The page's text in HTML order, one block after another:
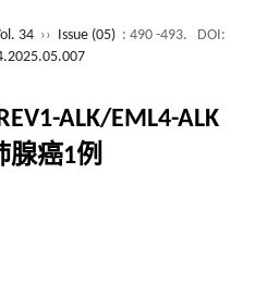
34 ›› Issue (05) : 490 -493.
DOI:
ALK/EML4-ALK
腺癌1例